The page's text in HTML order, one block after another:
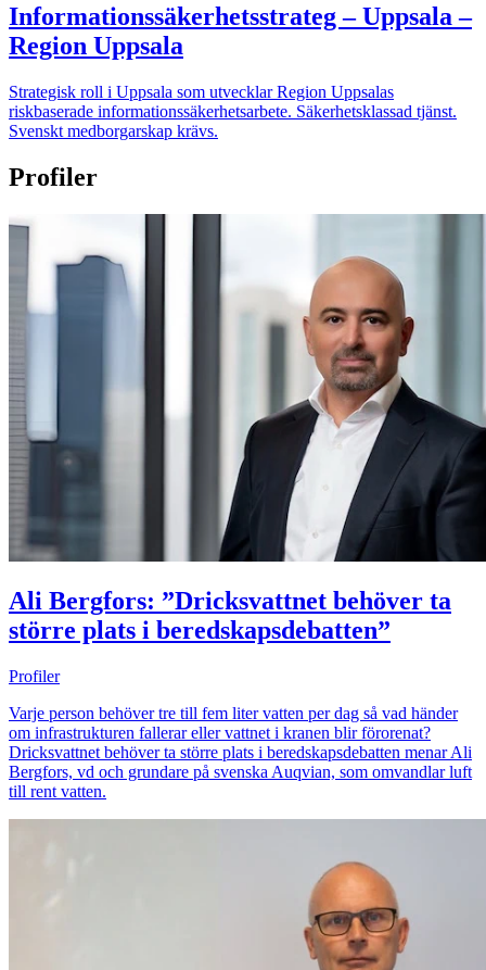
Informationssäkerhetsstrateg – Uppsala –
Region Uppsala
Strategisk roll i Uppsala som utvecklar Region Uppsalas
riskbaserade informationssäkerhetsarbete. Säkerhetsklassad tjänst.
Svenskt medborgarskap krävs.
Profiler
Ali Bergfors: ”Dricksvattnet behöver ta
större plats i beredskapsdebatten”
Profiler
Varje person behöver tre till fem liter vatten per dag så vad händer
om infrastrukturen fallerar eller vattnet i kranen blir förorenat?
Dricksvattnet behöver ta större plats i beredskapsdebatten menar Ali
Bergfors, vd och grundare på svenska Auqvian, som omvandlar luft
till rent vatten.